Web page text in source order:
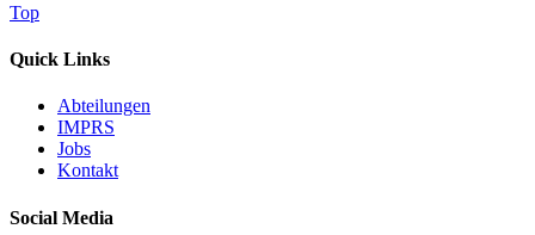
Top
Quick Links
Abteilungen
IMPRS
Jobs
Kontakt
Social Media